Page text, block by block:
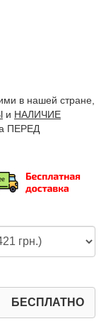
в нашей стране,
и НАЛИЧИЕ
ПЕРЕД
БЕСПЛАТНО